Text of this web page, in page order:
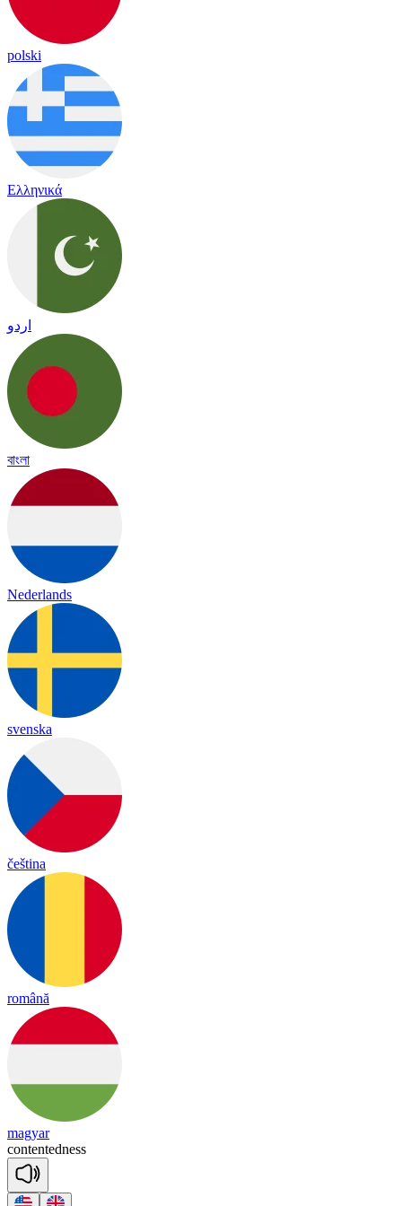
polski
Ελληνικά
اردو
বাংলা
Nederlands
svenska
čeština
română
magyar
contentedness